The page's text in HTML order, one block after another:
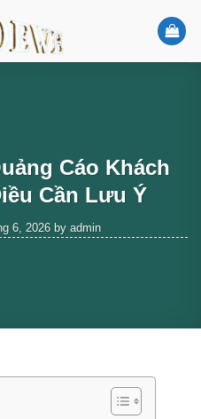
Cáo Khách
Cần Lưu Ý
6, 2026by admin